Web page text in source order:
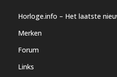
Horloge.info – Het laatste
Merken
Forum
Links